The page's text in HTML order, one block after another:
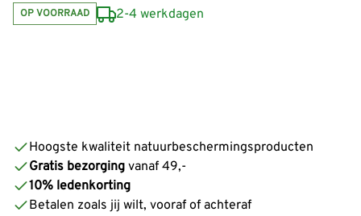
OP VOORRAAD 2-4 werkdagen
Hoogste kwaliteit natuurbeschermingsproducten
Gratis bezorging vanaf 49,-
10% ledenkorting
Betalen zoals jij wilt, vooraf of achteraf